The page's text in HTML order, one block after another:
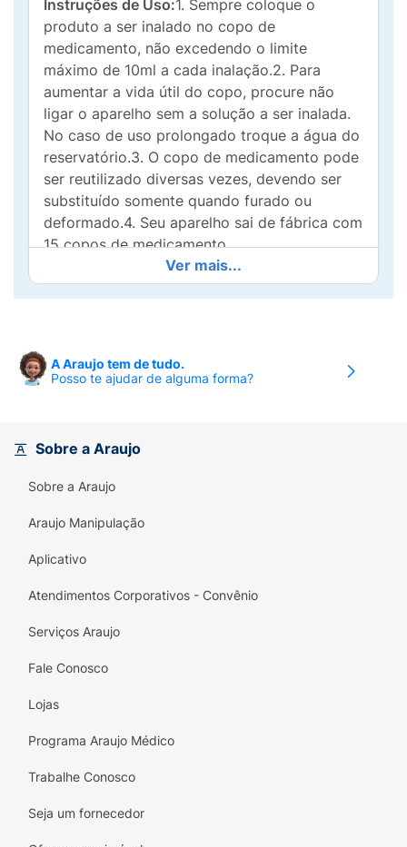
Instruções de Uso:1. Sempre coloque o
produto a ser inalado no copo de
medicamento, não excedendo o limite
máximo de 10ml a cada inalação.2. Para
aumentar a vida útil do copo, procure não
ligar o aparelho sem a solução a ser inalada.
No caso de uso prolongado troque a água do
reservatório.3. O copo de medicamento pode
ser reutilizado diversas vezes, devendo ser
substituído somente quando furado ou
deformado.4. Seu aparelho sai de fábrica com
15 copos de medicamento.
Atenção:Antes de utilizar este acessório,
efetue os processos de limpeza e assepsia de
podem variar de acordo com o lote de
fabricação.
de medicamento no seu inalador, verificando
impedirá o perfeito desempenho ou até
mesmo o funcionamento do aparelho.
Contém 15 copos
Ver mais...
A Araujo tem de tudo.
Posso te ajudar de alguma forma?
Sobre a Araujo
Sobre a Araujo
Araujo Manipulação
Aplicativo
Atendimentos Corporativos - Convênio
Serviços Araujo
Fale Conosco
Lojas
Programa Araujo Médico
Trabalhe Conosco
Seja um fornecedor